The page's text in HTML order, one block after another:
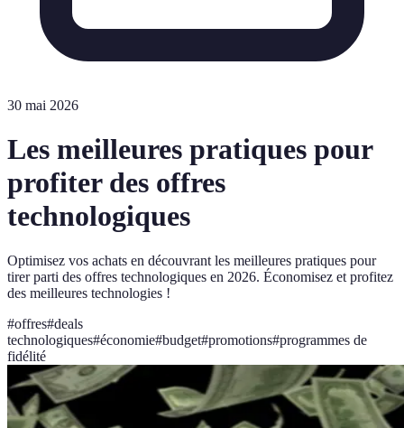
30 mai 2026
Les meilleures pratiques pour
profiter des offres
technologiques
Optimisez vos achats en découvrant les meilleures pratiques pour
tirer parti des offres technologiques en 2026. Économisez et profitez
des meilleures technologies !
#offres#deals
technologiques#économie#budget#promotions#programmes de
fidélité